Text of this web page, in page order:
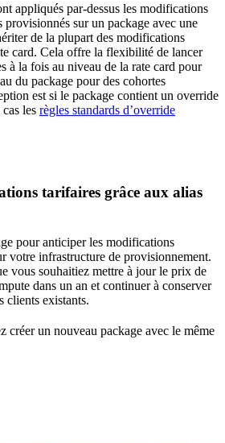
appliqués par-dessus les modifications
provisionnés sur un package avec une
de la plupart des modifications
card. Cela offre la flexibilité de lancer
à la fois au niveau de la rate card pour
du package pour des cohortes
est si le package contient un override
les règles standards d’override
tarifaires grâce aux alias
pour anticiper les modifications
votre infrastructure de provisionnement.
vous souhaitiez mettre à jour le prix de
dans un an et continuer à conserver
clients existants.
créer un nouveau package avec le même